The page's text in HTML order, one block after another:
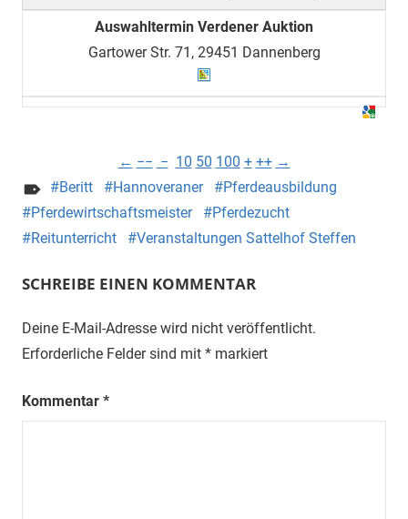
Auswahltermin Verdener Auktion
Gartower Str. 71, 29451 Dannenberg
← −− − 10 50 100 + ++ →
Beritt
Hannoveraner
Pferdeausbildung
Pferdewirtschaftsmeister
Pferdezucht
Reitunterricht
Veranstaltungen Sattelhof Steffen
SCHREIBE EINEN KOMMENTAR
Deine E-Mail-Adresse wird nicht veröffentlicht.
Erforderliche Felder sind mit * markiert
Kommentar *